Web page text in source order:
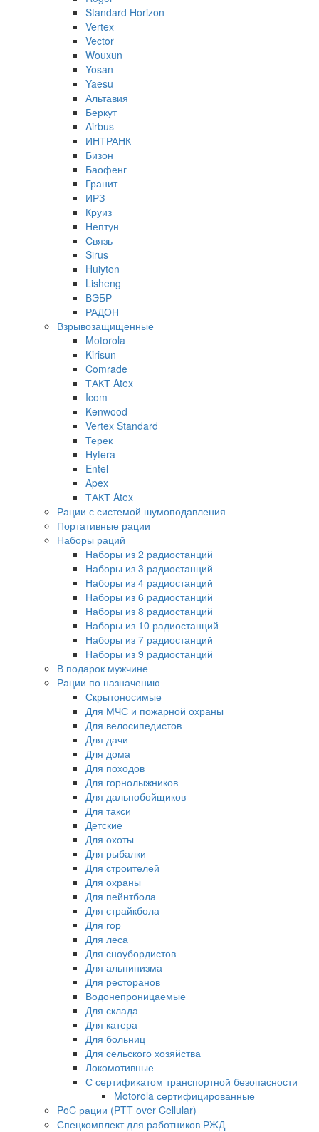
Standard Horizon
Vertex
Vector
Wouxun
Yosan
Yaesu
Альтавия
Беркут
Airbus
ИНТРАНК
Бизон
Баофенг
Гранит
ИРЗ
Круиз
Нептун
Связь
Sirus
Huiyton
Lisheng
ВЭБР
РАДОН
Взрывозащищенные
Motorola
Kirisun
Comrade
ТАКТ Atex
Icom
Kenwood
Vertex Standard
Терек
Hytera
Entel
Apex
ТАКТ Atex
Рации с системой шумоподавления
Портативные рации
Наборы раций
Наборы из 2 радиостанций
Наборы из 3 радиостанций
Наборы из 4 радиостанций
Наборы из 6 радиостанций
Наборы из 8 радиостанций
Наборы из 10 радиостанций
Наборы из 7 радиостанций
Наборы из 9 радиостанций
В подарок мужчине
Рации по назначению
Скрытоносимые
Для МЧС и пожарной охраны
Для велосипедистов
Для дачи
Для дома
Для походов
Для горнолыжников
Для дальнобойщиков
Для такси
Детские
Для охоты
Для рыбалки
Для строителей
Для охраны
Для пейнтбола
Для страйкбола
Для гор
Для леса
Для сноубордистов
Для альпинизма
Для ресторанов
Водонепроницаемые
Для склада
Для катера
Для больниц
Для сельского хозяйства
Локомотивные
С сертификатом транспортной безопасности
Motorola сертифицированные
PoC рации (PTT over Cellular)
Спецкомплект для работников РЖД